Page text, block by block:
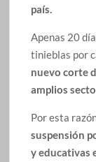
país.
Apenas 20
tinieblas por
nuevo corte
amplios
Por esta
suspensión
y educativas